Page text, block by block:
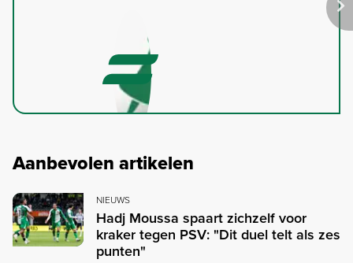
Aanbevolen artikelen
NIEUWS
Hadj Moussa spaart zichzelf voor
kraker tegen PSV: "Dit duel telt als zes
punten"